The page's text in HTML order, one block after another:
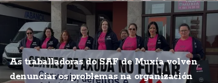
As traballadoras do SAF de Muxía volven
denunciar os problemas na organización